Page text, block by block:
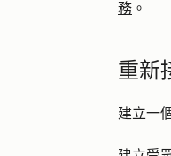
務 。
重新
建立一